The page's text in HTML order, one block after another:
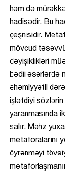
həm də
hadisədir. Bu
çeşnisidir.
mövcud
dəyişiklikləri
bədii əsərlərdə
əhəmiyyətli
işlətdiyi sözlərin
yaranmasında
salır. Məhz
metaforalarını
öyrənməyi